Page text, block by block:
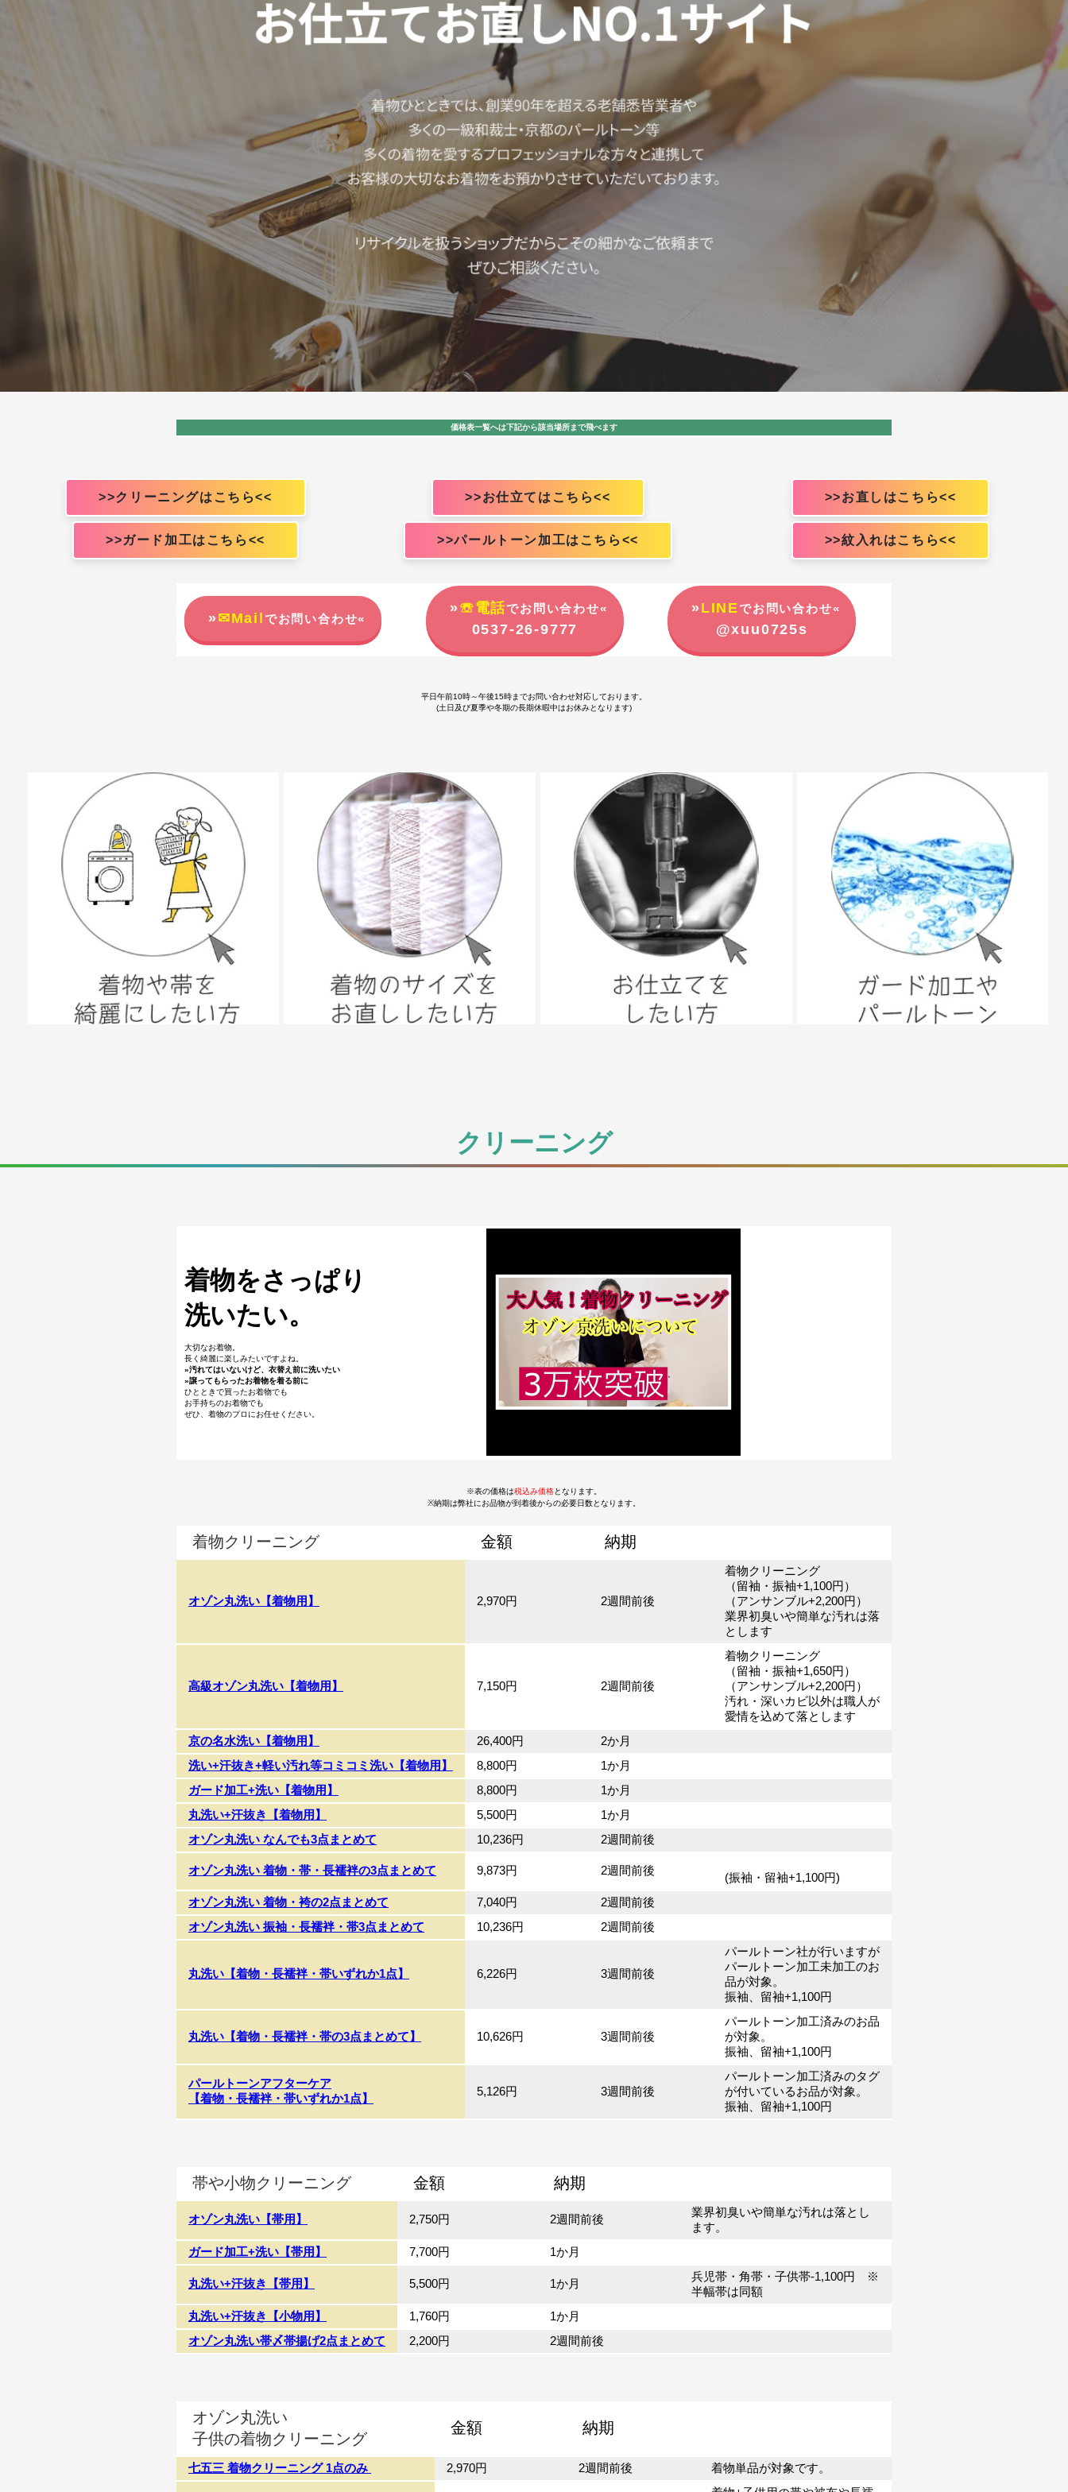
価格表一覧へは下記から該当場所まで飛べます
>>クリーニングはこちら<< >>お仕立てはこちら<< >>お直しはこちら<<
>>ガード加工はこちら<< >>パールトーン加工はこちら<< >>紋入れはこちら<<
»✉Mail でお問い合わせ«
»☏電話でお問い合わせ«
0537-26-9777
»LINEでお問い合わせ«
@xuu0725s
平日午前10時～午後15時までお問い合わせ対応しております。
(土日及び夏季や冬期の長期休暇中はお休みとなります)
クリーニング
着物をさっぱり
洗いたい。
大切なお着物。
長く綺麗に楽しみたいですよね。
»汚れてはいないけど、衣替え前に洗いたい
»譲ってもらったお着物を着る前に
ひとときで買ったお着物でも
お手持ちのお着物でも
ぜひ、着物のプロにお任せください。
※表の価格は税込み価格となります。
※納期は弊社にお品物が到着後からの必要日数となります。
着物クリーニング 金額 納期
オゾン丸洗い【着物用】 2,970円 2週間前後
着物クリーニング
（留袖・振袖+1,100円）
（アンサンブル+2,200円）
業界初臭いや簡単な汚れは落
とします
高級オゾン丸洗い【着物用】 7,150円 2週間前後
着物クリーニング
（留袖・振袖+1,650円）
（アンサンブル+2,200円）
汚れ・深いカビ以外は職人が
愛情を込めて落とします
京の名水洗い【着物用】
26,400円
2か月
洗い+汗抜き+軽い汚れ等コミコミ洗い【着物用】
8,800円
1か月
ガード加工+洗い【着物用】
8,800円
1か月
丸洗い+汗抜き【着物用】
5,500円
1か月
オゾン丸洗い なんでも3点まとめて
10,236円 2週間前後
オゾン丸洗い 着物・帯・長襦袢の3点まとめて 9,873円 2週間前後
(振袖・留袖+1,100円)
オゾン丸洗い 着物・袴の2点まとめて
7,040円
2週間前後
オゾン丸洗い 振袖・長襦袢・帯3点まとめて
10,236円 2週間前後
丸洗い【着物・長襦袢・帯いずれか1点】 6,226円 3週間前後
パールトーン社が行いますが
パールトーン加工未加工のお
品が対象。
振袖、留袖+1,100円
丸洗い【着物・長襦袢・帯の3点まとめて】 10,626円 3週間前後
パールトーン加工済みのお品
が対象。
振袖、留袖+1,100円
パールトーンアフターケア
【着物・長襦袢・帯いずれか1点】
5,126円 3週間前後
パールトーン加工済みのタグ
が付いているお品が対象。
振袖、留袖+1,100円
帯や小物クリーニング 金額 納期
オゾン丸洗い【帯用】 2,750円 2週間前後
業界初臭いや簡単な汚れは落とし
ます。
ガード加工+洗い【帯用】
7,700円 1か月
丸洗い+汗抜き【帯用】 5,500円 1か月
兵児帯・角帯・子供帯-1,100円 ※
半幅帯は同額
丸洗い+汗抜き【小物用】
1,760円
1か月
オゾン丸洗い帯〆帯揚げ2点まとめて
2,200円 2週間前後
オゾン丸洗い
子供の着物クリーニング
金額 納期
七五三 着物クリーニング 1点のみ 2,970円 2週間前後
着物単品が対象です。